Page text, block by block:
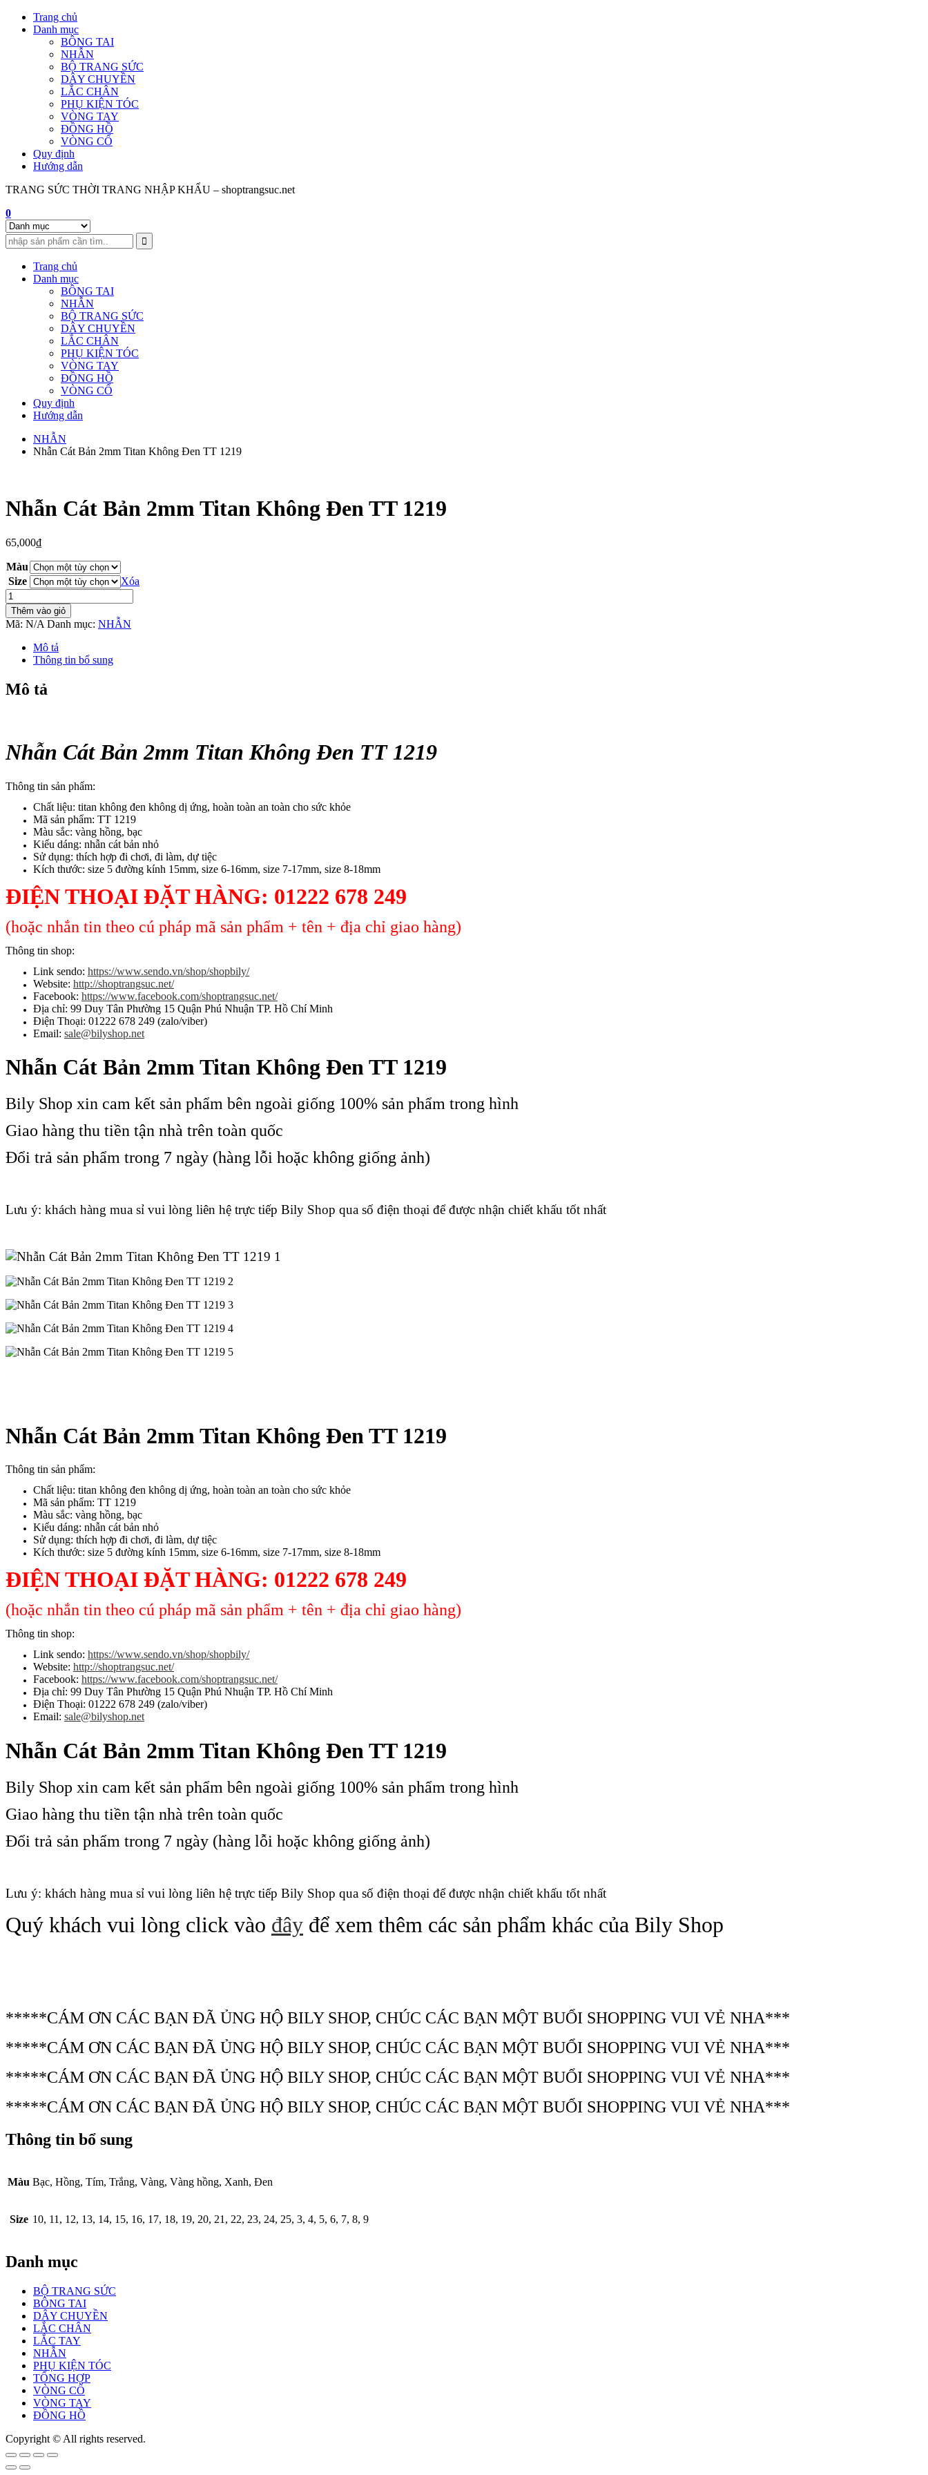
Skip
Trang chủ
Danh mục
BÔNG TAI
NHẪN
BỘ TRANG SỨC
DÂY CHUYỀN
LẮC CHÂN
PHỤ KIỆN TÓC
VÒNG TAY
ĐỒNG HỒ
VÒNG CỔ
Quy định
Hướng dẫn
TRANG SỨC THỜI TRANG NHẬP KHẨU – shoptrangsuc.net
0
Trang chủ
Danh mục
BÔNG TAI
NHẪN
BỘ TRANG SỨC
DÂY CHUYỀN
LẮC CHÂN
PHỤ KIỆN TÓC
VÒNG TAY
ĐỒNG HỒ
VÒNG CỔ
Quy định
Hướng dẫn
NHẪN
Nhẫn Cát Bản 2mm Titan Không Đen TT 1219
Nhẫn Cát Bản 2mm Titan Không Đen TT 1219
65,000₫
Màu
Size
Xóa
Nhẫn
Cát
Bản
2mm
Titan
Không
TT
1219
Thêm vào giỏ
Mã: N/A Danh mục: NHẪN
Mô tả
Thông tin bổ sung
Mô tả
Nhẫn Cát Bản 2mm Titan Không Đen TT 1219
Thông tin sản phẩm:
Chất liệu: titan không đen không dị ứng, hoàn toàn an toàn cho sức khỏe
Mã sản phẩm: TT 1219
Màu sắc: vàng hồng, bạc
Kiểu dáng: nhẫn cát bản nhỏ
Sử dụng: thích hợp đi chơi, đi làm, dự tiệc
Kích thước: size 5 đường kính 15mm, size 6-16mm, size 7-17mm, size 8-18mm
ĐIỆN THOẠI ĐẶT HÀNG: 01222 678 249
(hoặc nhắn tin theo cú pháp mã sản phẩm + tên + địa chỉ giao hàng)
Thông tin shop:
Link sendo: https://www.sendo.vn/shop/shopbily/
Website: http://shoptrangsuc.net/
Facebook: https://www.facebook.com/shoptrangsuc.net/
Địa chỉ: 99 Duy Tân Phường 15 Quận Phú Nhuận TP. Hồ Chí Minh
Điện Thoại: 01222 678 249 (zalo/viber)
Email: sale@bilyshop.net
Nhẫn Cát Bản 2mm Titan Không Đen TT 1219
Bily Shop xin cam kết sản phẩm bên ngoài giống 100% sản phẩm trong hình
Giao hàng thu tiền tận nhà trên toàn quốc
Đổi trả sản phẩm trong 7 ngày (hàng lỗi hoặc không giống ảnh)
Lưu ý: khách hàng mua sỉ vui lòng liên hệ trực tiếp Bily Shop qua số điện thoại để được nhận chiết khấu tốt nhất
Nhẫn Cát Bản 2mm Titan Không Đen TT 1219
Thông tin sản phẩm:
Chất liệu: titan không đen không dị ứng, hoàn toàn an toàn cho sức khỏe
Mã sản phẩm: TT 1219
Màu sắc: vàng hồng, bạc
Kiểu dáng: nhẫn cát bản nhỏ
Sử dụng: thích hợp đi chơi, đi làm, dự tiệc
Kích thước: size 5 đường kính 15mm, size 6-16mm, size 7-17mm, size 8-18mm
ĐIỆN THOẠI ĐẶT HÀNG: 01222 678 249
(hoặc nhắn tin theo cú pháp mã sản phẩm + tên + địa chỉ giao hàng)
Thông tin shop:
Link sendo: https://www.sendo.vn/shop/shopbily/
Website: http://shoptrangsuc.net/
Facebook: https://www.facebook.com/shoptrangsuc.net/
Địa chỉ: 99 Duy Tân Phường 15 Quận Phú Nhuận TP. Hồ Chí Minh
Điện Thoại: 01222 678 249 (zalo/viber)
Email: sale@bilyshop.net
Nhẫn Cát Bản 2mm Titan Không Đen TT 1219
Bily Shop xin cam kết sản phẩm bên ngoài giống 100% sản phẩm trong hình
Giao hàng thu tiền tận nhà trên toàn quốc
Đổi trả sản phẩm trong 7 ngày (hàng lỗi hoặc không giống ảnh)
Lưu ý: khách hàng mua sỉ vui lòng liên hệ trực tiếp Bily Shop qua số điện thoại để được nhận chiết khấu tốt nhất
Quý khách vui lòng click vào đây để xem thêm các sản phẩm khác của Bily Shop
*****CÁM ƠN CÁC BẠN ĐÃ ỦNG HỘ BILY SHOP, CHÚC CÁC BẠN MỘT BUỔI SHOPPING VUI VẺ NHA***
*****CÁM ƠN CÁC BẠN ĐÃ ỦNG HỘ BILY SHOP, CHÚC CÁC BẠN MỘT BUỔI SHOPPING VUI VẺ NHA***
*****CÁM ƠN CÁC BẠN ĐÃ ỦNG HỘ BILY SHOP, CHÚC CÁC BẠN MỘT BUỔI SHOPPING VUI VẺ NHA***
*****CÁM ƠN CÁC BẠN ĐÃ ỦNG HỘ BILY SHOP, CHÚC CÁC BẠN MỘT BUỔI SHOPPING VUI VẺ NHA***
Thông tin bổ sung
Màu Bạc, Hồng, Tím, Trắng, Vàng, Vàng hồng, Xanh, Đen
Size 10, 11, 12, 13, 14, 15, 16, 17, 18, 19, 20, 21, 22, 23, 24, 25, 3, 4, 5, 6, 7, 8, 9
Danh mục
BỘ TRANG SỨC
BÔNG TAI
DÂY CHUYỀN
LẮC CHÂN
LẮC TAY
NHẪN
PHỤ KIỆN TÓC
TỔNG HỢP
VÒNG CỔ
VÒNG TAY
ĐỒNG HỒ
Copyright © All rights reserved.